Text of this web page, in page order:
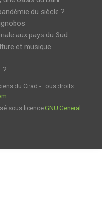
du siècle ?
aux pays du Sud
et musique
?
du Cirad - Tous droits
.
sous licence GNU General